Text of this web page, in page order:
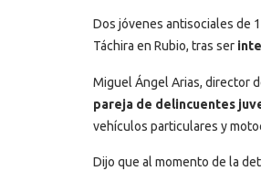
Dos jóvenes antisociales de
Táchira en Rubio, tras ser
Miguel Ángel Arias, director
pareja de delincuentes
vehículos particulares y
Dijo que al momento de la